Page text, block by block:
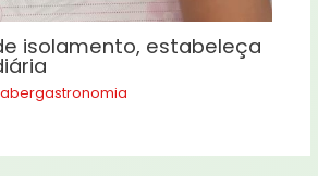
isolamento, estabeleça